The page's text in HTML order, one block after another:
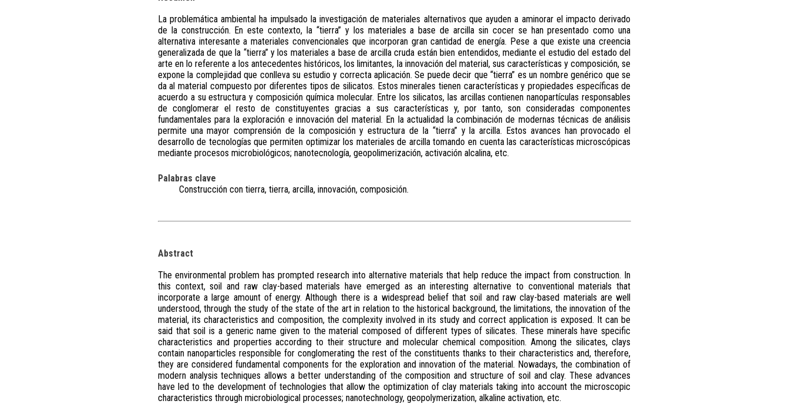
La problemática ambiental ha impulsado la investigación de materiales alternativos que ayuden a aminorar el impacto derivado
de la construcción. En este contexto, la “tierra” y los materiales a base de arcilla sin cocer se han presentado como una
alternativa interesante a materiales convencionales que incorporan gran cantidad de energía. Pese a que existe una creencia
generalizada de que la “tierra” y los materiales a base de arcilla cruda están bien entendidos, mediante el estudio del estado del
arte en lo referente a los antecedentes históricos, los limitantes, la innovación del material, sus características y composición, se
expone la complejidad que conlleva su estudio y correcta aplicación. Se puede decir que “tierra” es un nombre genérico que se
da al material compuesto por diferentes tipos de silicatos. Estos minerales tienen características y propiedades específicas de
acuerdo a su estructura y composición química molecular. Entre los silicatos, las arcillas contienen nanopartículas responsables
de conglomerar el resto de constituyentes gracias a sus características y, por tanto, son consideradas componentes
fundamentales para la exploración e innovación del material. En la actualidad la combinación de modernas técnicas de análisis
permite una mayor comprensión de la composición y estructura de la “tierra” y la arcilla. Estos avances han provocado el
desarrollo de tecnologías que permiten optimizar los materiales de arcilla tomando en cuenta las características microscópicas
mediante procesos microbiológicos; nanotecnología, geopolimerización, activación alcalina, etc.
Palabras clave
Construcción con tierra, tierra, arcilla, innovación, composición.
Abstract
The environmental problem has prompted research into alternative materials that help reduce the impact from construction. In
this context, soil and raw clay-based materials have emerged as an interesting alternative to conventional materials that
incorporate a large amount of energy. Although there is a widespread belief that soil and raw clay-based materials are well
understood, through the study of the state of the art in relation to the historical background, the limitations, the innovation of the
material, its characteristics and composition, the complexity involved in its study and correct application is exposed. It can be
said that soil is a generic name given to the material composed of different types of silicates. These minerals have specific
characteristics and properties according to their structure and molecular chemical composition. Among the silicates, clays
contain nanoparticles responsible for conglomerating the rest of the constituents thanks to their characteristics and, therefore,
they are considered fundamental components for the exploration and innovation of the material. Nowadays, the combination of
modern analysis techniques allows a better understanding of the composition and structure of soil and clay. These advances
have led to the development of technologies that allow the optimization of clay materials taking into account the microscopic
characteristics through microbiological processes; nanotechnology, geopolymerization, alkaline activation, etc.